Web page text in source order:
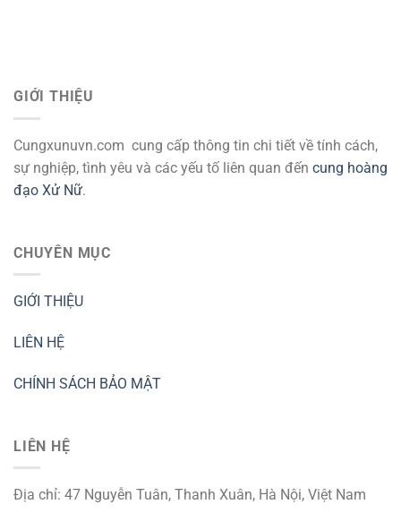
GIỚI THIỆU
Cungxunuvn.com cung cấp thông tin chi tiết về tính cách,
sự nghiệp, tình yêu và các yếu tố liên quan đến cung hoàng
đạo Xử Nữ.
CHUYÊN MỤC
GIỚI THIỆU
LIÊN HỆ
CHÍNH SÁCH BẢO MẬT
LIÊN HỆ
Địa chỉ: 47 Nguyễn Tuân, Thanh Xuân, Hà Nội, Việt Nam